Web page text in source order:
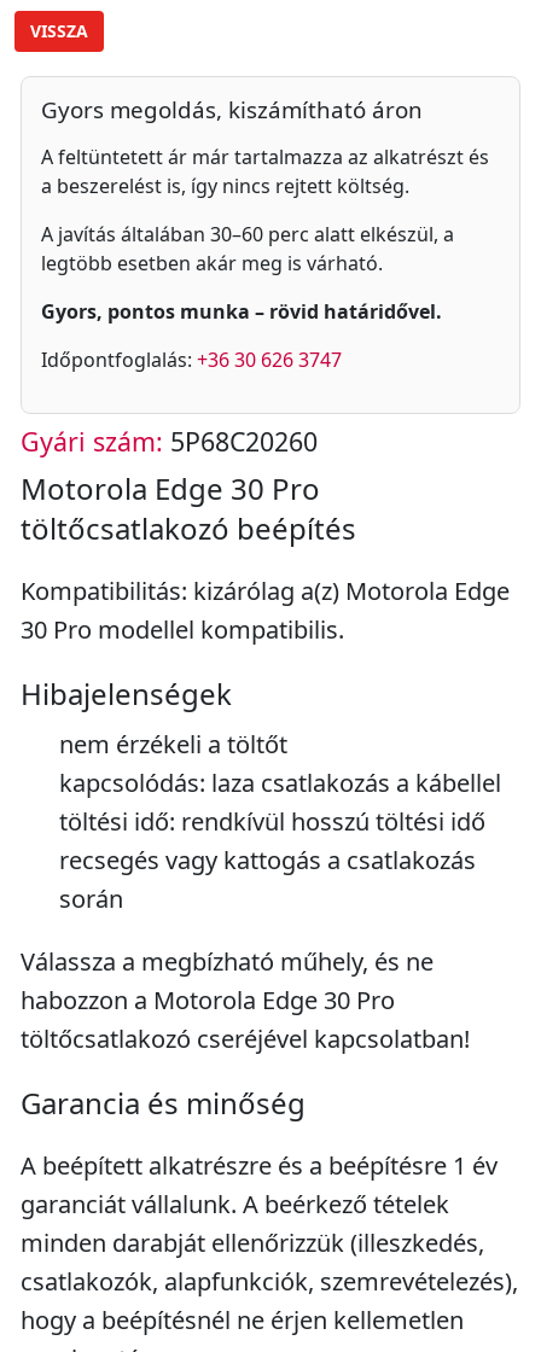
VISSZA
Gyors megoldás, kiszámítható áron
A feltüntetett ár már tartalmazza az alkatrészt és
a beszerelést is, így nincs rejtett költség.
A javítás általában 30–60 perc alatt elkészül, a
legtöbb esetben akár meg is várható.
Gyors, pontos munka – rövid határidővel.
Időpontfoglalás: +36 30 626 3747
Gyári szám: 5P68C20260
Motorola Edge 30 Pro
töltőcsatlakozó beépítés
Kompatibilitás: kizárólag a(z) Motorola Edge
30 Pro modellel kompatibilis.
Hibajelenségek
nem érzékeli a töltőt
kapcsolódás: laza csatlakozás a kábellel
töltési idő: rendkívül hosszú töltési idő
recsegés vagy kattogás a csatlakozás
során
Válassza a megbízható műhely, és ne
habozzon a Motorola Edge 30 Pro
töltőcsatlakozó cseréjével kapcsolatban!
Garancia és minőség
A beépített alkatrészre és a beépítésre 1 év
garanciát vállalunk. A beérkező tételek
minden darabját ellenőrizzük (illeszkedés,
csatlakozók, alapfunkciók, szemrevételezés),
hogy a beépítésnél ne érjen kellemetlen